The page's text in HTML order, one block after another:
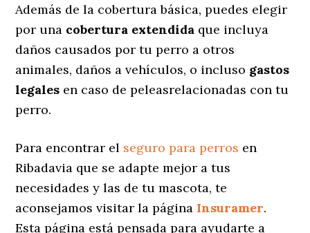
Además de la cobertura básica, puedes elegir
por una cobertura extendida que incluya
daños causados por tu perro a otros
animales, daños a vehículos, o incluso gastos
legales en caso de peleasrelacionadas con tu
perro.
Para encontrar el seguro para perros en
Ribadavia que se adapte mejor a tus
necesidades y las de tu mascota, te
aconsejamos visitar la página Insuramer.
Esta página está pensada para ayudarte a